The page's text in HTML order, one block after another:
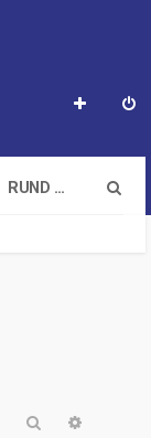
RUND UM DIE AG
Suche